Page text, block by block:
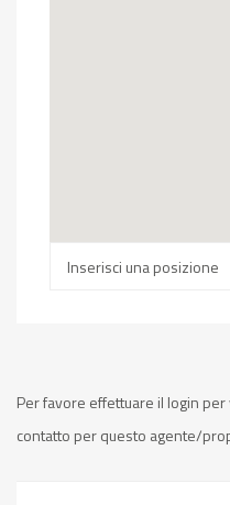
Per favore effettuare il login
contatto per questo agente/